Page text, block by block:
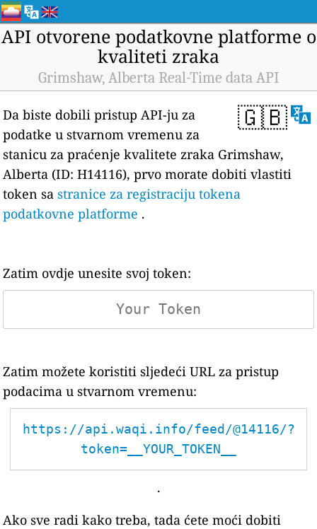
API otvorene podatkovne platforme o
kvaliteti zraka
Grimshaw, Alberta Real-Time data API
🇬🇧
Da biste dobili pristup API-ju za
podatke u stvarnom vremenu za
stanicu za praćenje kvalitete zraka Grimshaw,
Alberta (ID: H14116), prvo morate dobiti vlastiti
token sastranice za registraciju tokena
podatkovne platforme .
Zatim ovdje unesite svoj token:
Zatim možete koristiti sljedeći URL za pristup
podacima u stvarnom vremenu:
https://api.waqi.info/feed/@14116/?
token=__YOUR_TOKEN__
.
Ako sve radi kako treba, tada ćete moći dobiti